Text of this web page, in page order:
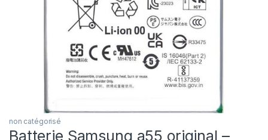
non catégorisé
Batterie Samsung a55 original –